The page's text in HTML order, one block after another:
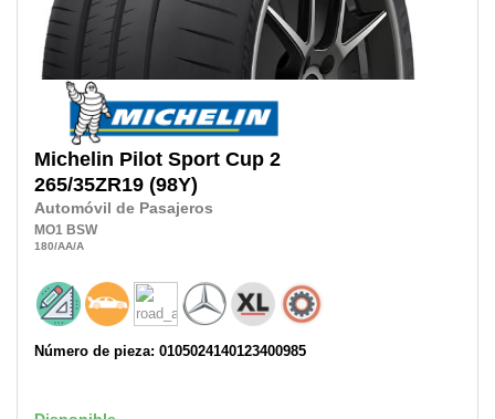
Michelin Pilot Sport Cup 2
265/35ZR19 (98Y)
Automóvil de Pasajeros
MO1 BSW
180/AA/A
Número de pieza: 0105024140123400985